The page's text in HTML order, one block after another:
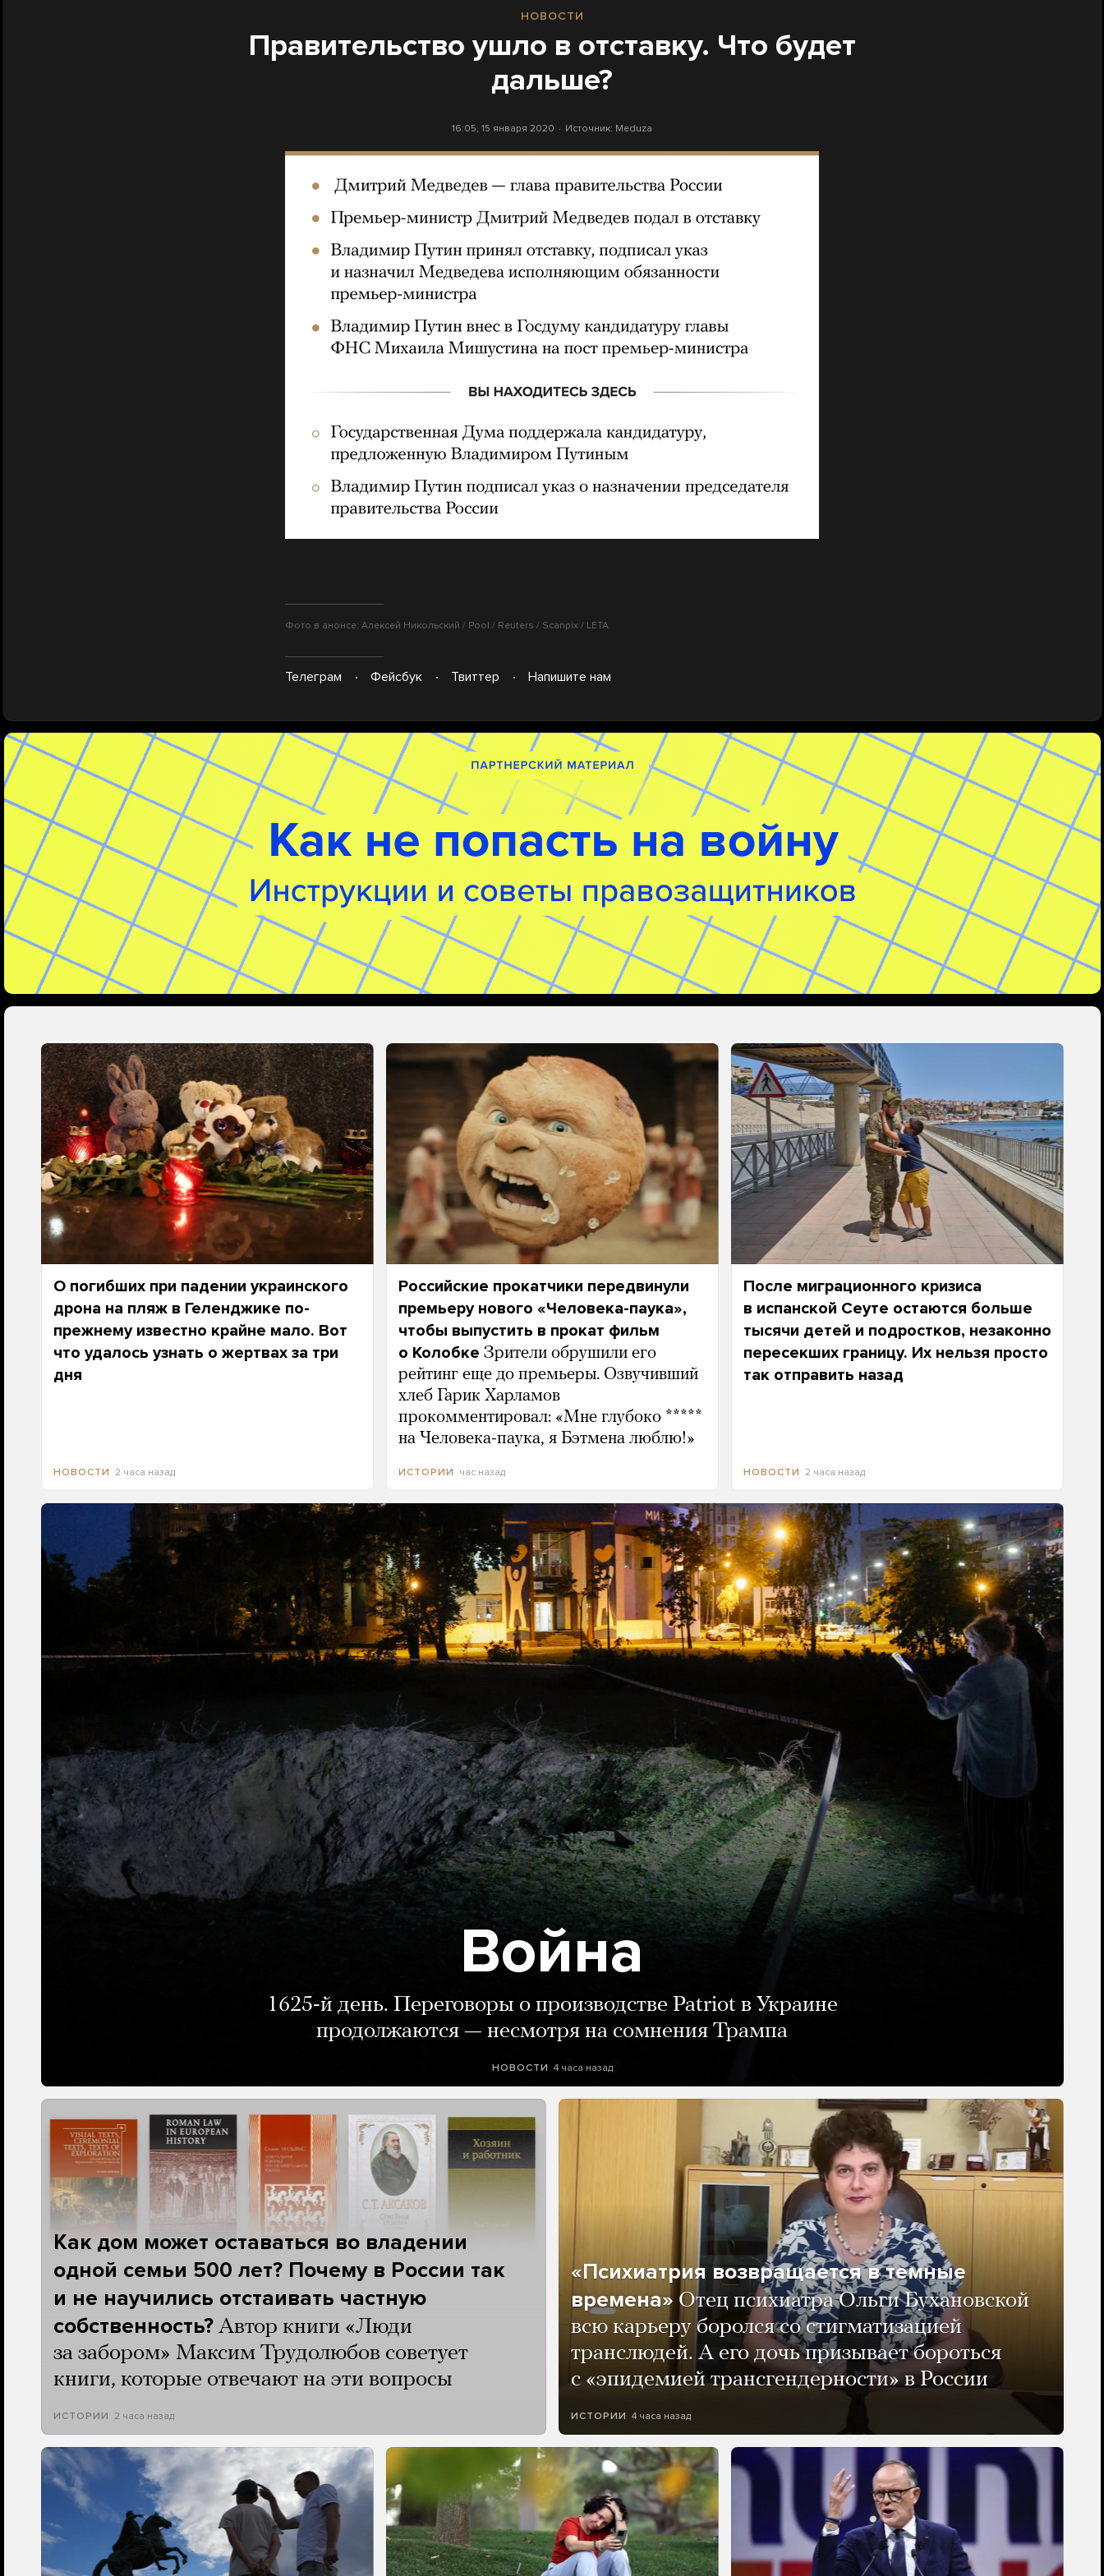
НОВОСТИ
Правительство ушло в отставку. Что будет
дальше?
16:05, 15 января 2020 Источник: Meduza
Фото в анонсе: Алексей Никольский / Pool / Reuters / Scanpix / LETA
Телеграм Фейсбук Твиттер Напишите нам
О погибших при падении украинского
дрона на пляж в Геленджике по-
прежнему известно крайне мало. Вот
что удалось узнать о жертвах за три
дня
НОВОСТИ 2 часа назад
Российские прокатчики передвинули
премьеру нового «Человека-паука»,
чтобы выпустить в прокат фильм
о Колобке Зрители обрушили его
рейтинг еще до премьеры. Озвучивший
хлеб Гарик Харламов
прокомментировал: «Мне глубоко *****
на Человека-паука, я Бэтмена люблю!»
ИСТОРИИ час назад
После миграционного кризиса
в испанской Сеуте остаются больше
тысячи детей и подростков, незаконно
пересекших границу. Их нельзя просто
так отправить назад
НОВОСТИ 2 часа назад
Война
1625-й день. Переговоры о производстве Patriot в Украине
продолжаются — несмотря на сомнения Трампа
НОВОСТИ 4 часа назад
Как дом может оставаться во владении
одной семьи 500 лет? Почему в России так
и не научились отстаивать частную
собственность? Автор книги «Люди
за забором» Максим Трудолюбов советует
книги, которые отвечают на эти вопросы
ИСТОРИИ 2 часа назад
«Психиатрия возвращается в темные
времена» Отец психиатра Ольги Бухановской
всю карьеру боролся со стигматизацией
транслюдей. А его дочь призывает бороться
с «эпидемией трансгендерности» в России
ИСТОРИИ 4 часа назад